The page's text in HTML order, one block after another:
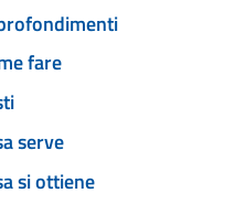
fare
serve
si ottiene